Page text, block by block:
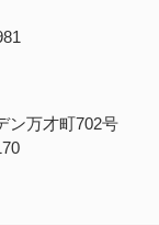
ン万才町702号